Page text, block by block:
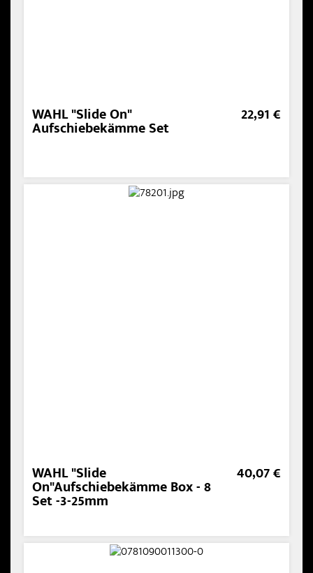
WAHL "Slide On"
Aufschiebekämme Set
22,91 €
WAHL "Slide
On"Aufschiebekämme Box - 8
Set -3-25mm
40,07 €